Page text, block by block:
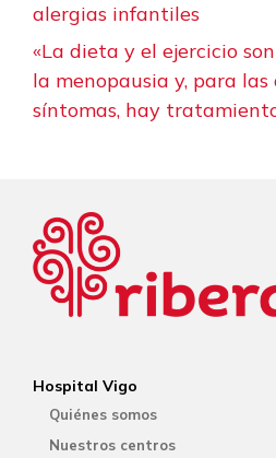
alergias infantiles
«La dieta y el ejercicio
la menopausia y, para
síntomas, hay
Hospital Vigo
Quiénes somos
Nuestros centros